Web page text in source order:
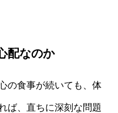
配なのか
の食事が続いても、体
ば、直ちに深刻な問題